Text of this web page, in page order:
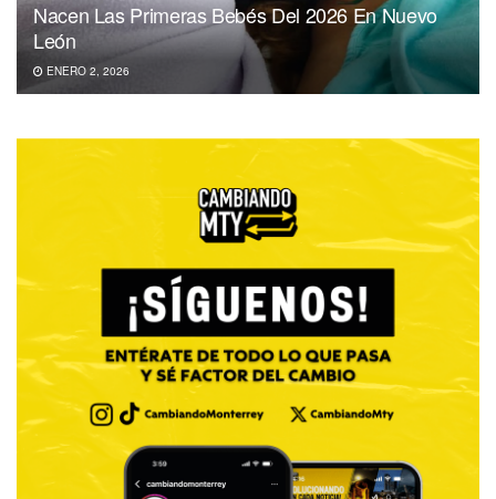
Nacen Las Primeras Bebés Del 2026 En Nuevo
León
ENERO 2, 2026